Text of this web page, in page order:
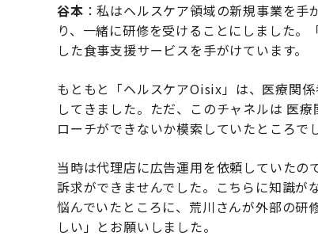
谷本 ：私はヘルスケア領域の新規事業を
り、一緒に研修を受けることにしました
した食事支援サービスを手がけています。
もともと「ヘルスケアOisix」は、医療関
してきました。ただ、このチャネルは 医
ローチができないか模索していたところで
当時は代理店に広告運用を依頼していた
訴求ができませんでした。こちらに知識が
悩んでいたところに、荒川さんが外部の研
しい」とお願いしました。